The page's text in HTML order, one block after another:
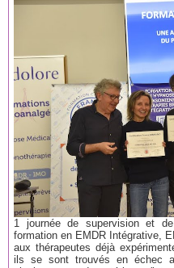
1 journée de supervision et
formation en EMDR Intégrative,
aux thérapeutes déjà
ils se sont trouvés en échec